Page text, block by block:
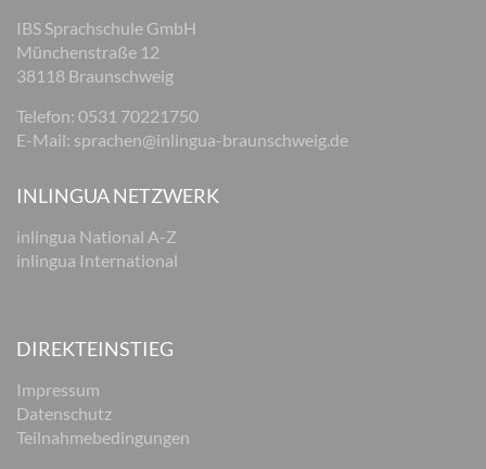
IBS Sprachschule GmbH
Münchenstraße 12
38118 Braunschweig
Telefon: 0531 70221750
E-Mail: sprachen@inlingua-braunschweig.de
INLINGUA NETZWERK
inlingua National A-Z
inlingua International
DIREKTEINSTIEG
Impressum
Datenschutz
Teilnahmebedingungen